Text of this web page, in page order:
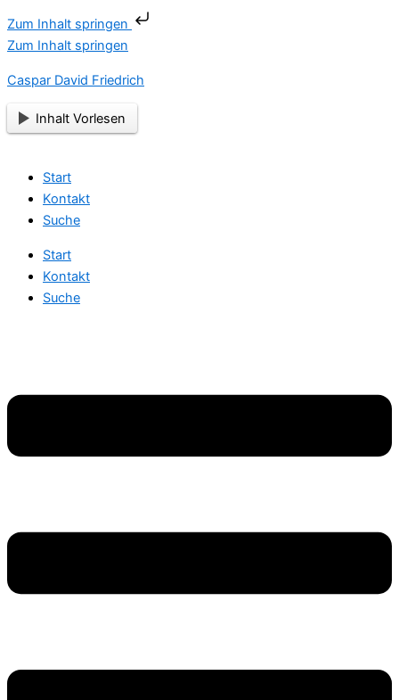
Zum Inhalt springen
Zum Inhalt springen
Caspar David Friedrich
Inhalt Vorlesen
Start
Kontakt
Suche
Start
Kontakt
Suche